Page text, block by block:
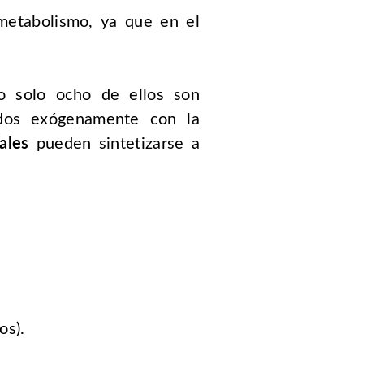
ya que en el
solo ocho de ellos son
exógenamente con la
pueden sintetizarse a